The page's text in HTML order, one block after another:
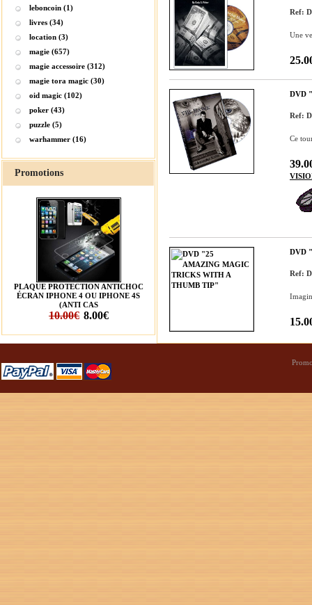
leboncoin (1)
livres (34)
location (3)
magie (657)
magie accessoire (312)
magie tora magic (30)
oid magic (102)
poker (43)
puzzle (5)
warhammer (16)
Promotions
PLAQUE PROTECTION ANTICHOC
ÉCRAN IPHONE 4 OU IPHONE 4S
(ANTI CAS
10.00€ 8.00€
Ref:
Une
DVD
Ref:
Ce
DVD
Ref: